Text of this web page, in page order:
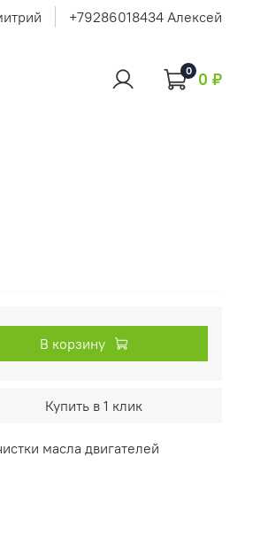
+79286018434 Алексей
0 0 ₽
В корзину
Купить в 1 клик
масла двигателей